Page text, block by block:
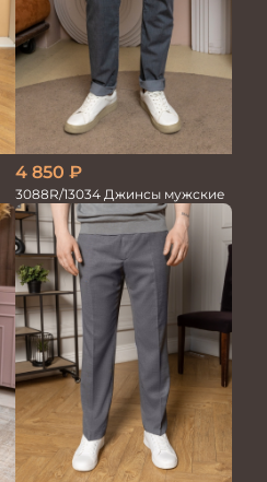
4 850 ₽
3088R/13034 Джинсы мужские